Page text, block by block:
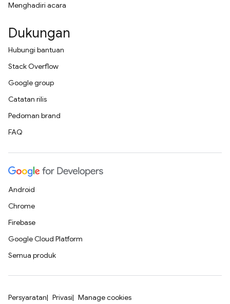
Menghadiri acara
Dukungan
Hubungi bantuan
Stack Overflow
Google group
Catatan rilis
Pedoman brand
FAQ
Android
Chrome
Firebase
Google Cloud Platform
Semua produk
Persyaratan Privasi Manage cookies